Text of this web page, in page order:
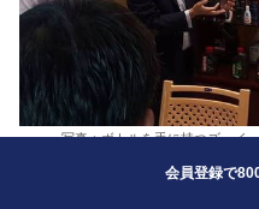
写真：ボトルを手に持つズーイ
会員登録で